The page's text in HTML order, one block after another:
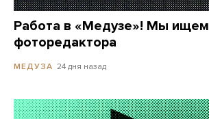
Работа в «Медузе»! Мы ищем
фоторедактора
МЕДУЗА 24 дня назад